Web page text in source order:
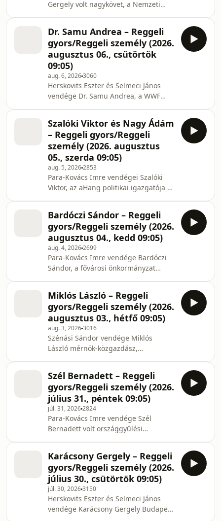
Gergely volt nagykövet, a Nemzeti
Dr. Samu Andrea – Reggeli
gyors/Reggeli személy (2026.
augusztus 06., csütörtök
09:05)
aug. 6, 20263060
Herskovits Eszter és Selmeci János
vendége Dr. Samu Andrea, a WWF
Szalóki Viktor és Nagy Ádám
– Reggeli gyors/Reggeli
személy (2026. augusztus
05., szerda 09:05)
aug. 5, 20262853
Para-Kovács Imre vendégei Szalóki
Viktor, az aHang politikai igazgatója és
Bardóczi Sándor – Reggeli
gyors/Reggeli személy (2026.
augusztus 04., kedd 09:05)
aug. 4, 20262699
Para-Kovács Imre vendége Bardóczi
Sándor, a fővárosi önkormányzat
Miklós László – Reggeli
gyors/Reggeli személy (2026.
augusztus 03., hétfő 09:05)
aug. 3, 20263016
Szénási Sándor vendége Miklós
László mérnök-közgazdász,
Szél Bernadett – Reggeli
gyors/Reggeli személy (2026.
július 31., péntek 09:05)
júl. 31, 20262824
Para-Kovács Imre vendége Szél
Bernadett volt országgyűlési
környezetvédő.
Karácsony Gergely – Reggeli
gyors/Reggeli személy (2026.
július 30., csütörtök 09:05)
júl. 30, 20263150
Herskovits Eszter és Selmeci János
vendége Karácsony Gergely Budapest